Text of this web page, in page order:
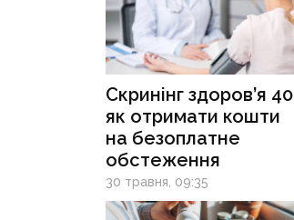
Скринінг здоров’я
як отримати кошти
на безоплатне
обстеження
30 травня, 09:35